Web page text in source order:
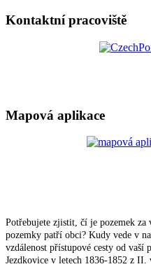
Kontaktní pracoviště
Mapová aplikace
Potřebujete zjistit, čí je pozemek
pozemky patří obci? Kudy vede v
vzdálenost přístupové cesty od vaší
Jezdkovice v letech 1836-1852 z II.